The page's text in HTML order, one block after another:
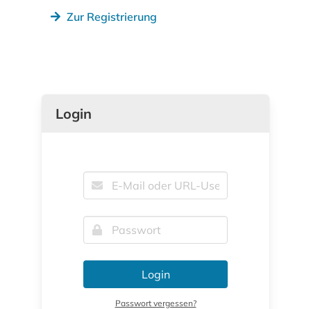
Zur Registrierung
Login
Login
Passwort vergessen?